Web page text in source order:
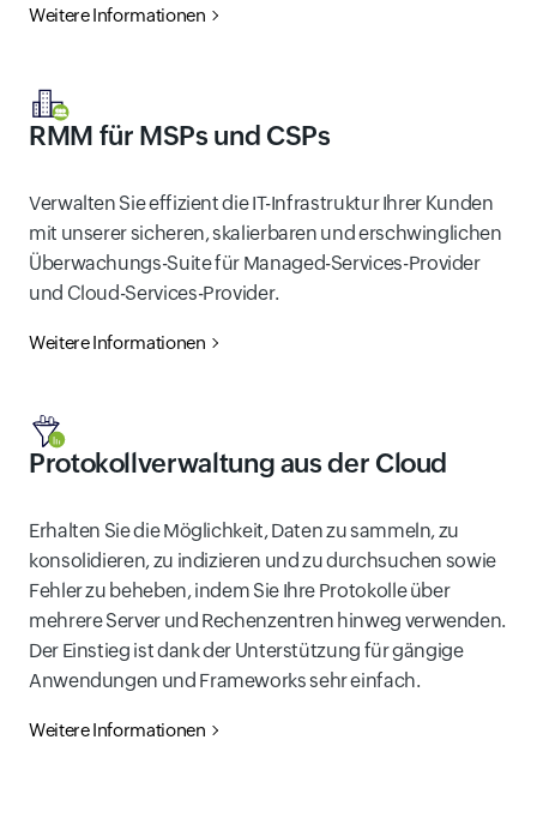
Weitere Informationen
RMM für MSPs und CSPs
Verwalten Sie effizient die IT-Infrastruktur Ihrer Kunden
mit unserer sicheren, skalierbaren und erschwinglichen
Überwachungs-Suite für Managed-Services-Provider
und Cloud-Services-Provider.
Weitere Informationen
Protokollverwaltung aus der Cloud
Erhalten Sie die Möglichkeit, Daten zu sammeln, zu
konsolidieren, zu indizieren und zu durchsuchen sowie
Fehler zu beheben, indem Sie Ihre Protokolle über
mehrere Server und Rechenzentren hinweg verwenden.
Der Einstieg ist dank der Unterstützung für gängige
Anwendungen und Frameworks sehr einfach.
Weitere Informationen